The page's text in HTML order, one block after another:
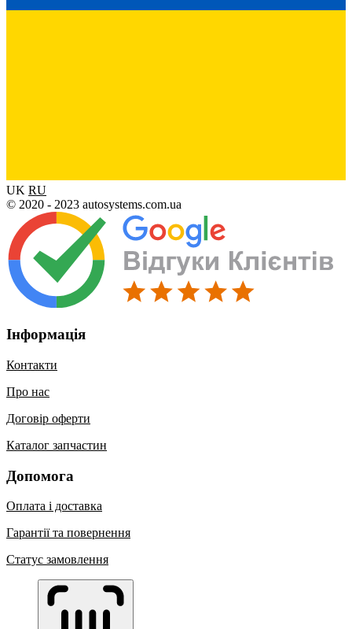
UK RU
© 2020 - 2023 autosystems.com.ua
Інформація
Контакти
Про нас
Договір оферти
Каталог запчастин
Допомога
Оплата і доставка
Гарантії та повернення
Статус замовлення